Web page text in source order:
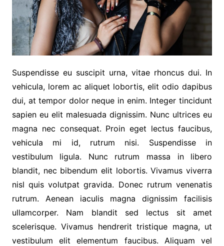
Suspendisse eu suscipit urna, vitae rhoncus dui. In
vehicula, lorem ac aliquet lobortis, elit odio dapibus
dui, at tempor dolor neque in enim. Integer tincidunt
sapien eu elit malesuada dignissim. Nunc ultrices eu
magna nec consequat. Proin eget lectus faucibus,
vehicula mi id, rutrum nisi. Suspendisse in
vestibulum ligula. Nunc rutrum massa in libero
blandit, nec bibendum elit lobortis. Vivamus viverra
nisl quis volutpat gravida. Donec rutrum venenatis
rutrum. Aenean iaculis magna dignissim facilisis
ullamcorper. Nam blandit sed lectus sit amet
scelerisque. Vivamus hendrerit tristique magna, ut
vestibulum elit elementum faucibus. Aliquam vel